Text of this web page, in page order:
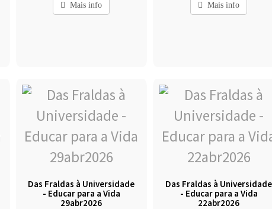
Mais info Mais info
Das Fraldas à Universidade
- Educar para a Vida
29abr2026
Das Fraldas à Universidade
- Educar para a Vida
22abr2026